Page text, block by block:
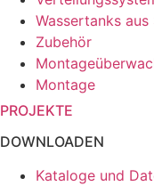
Wassertanks aus
Zubehör
Montage
PROJEKTE
DOWNLOADEN
Kataloge und